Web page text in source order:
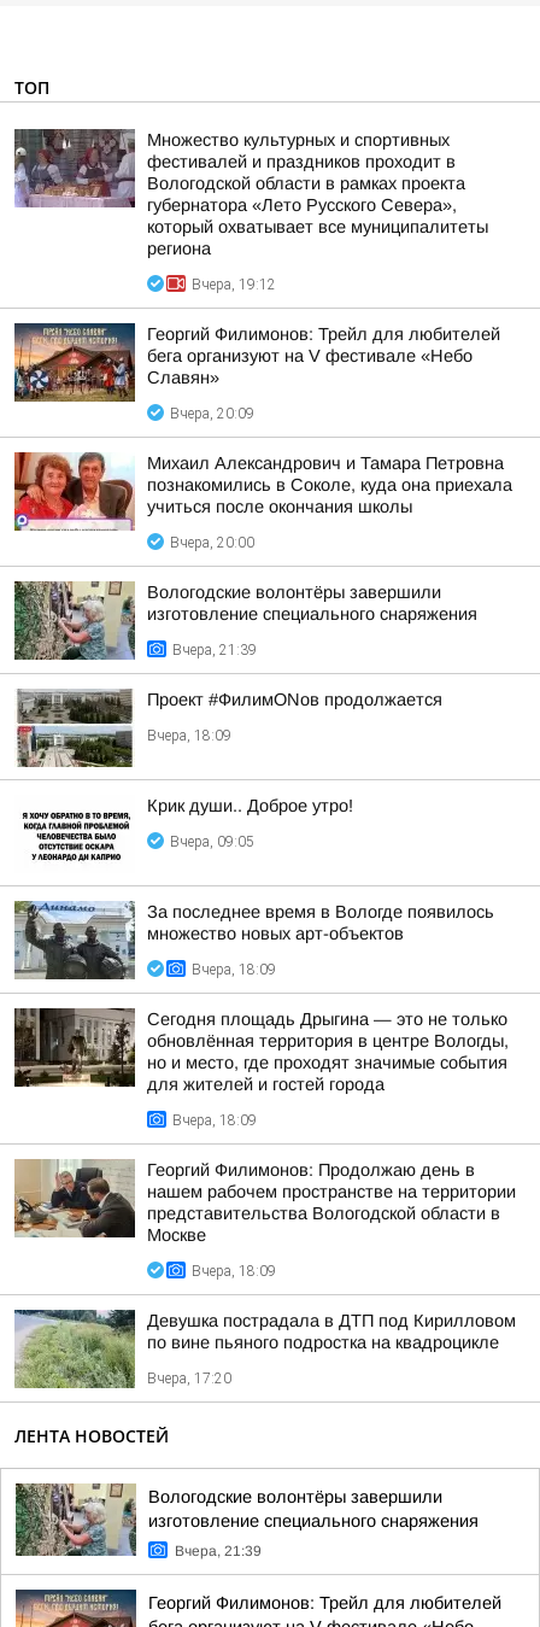
ТОП
Множество культурных и спортивных
фестивалей и праздников проходит в
Вологодской области в рамках проекта
губернатора «Лето Русского Севера»,
который охватывает все муниципалитеты
региона
Вчера, 19:12
Георгий Филимонов: Трейл для любителей
бега организуют на V фестивале «Небо
Славян»
Вчера, 20:09
Михаил Александрович и Тамара Петровна
познакомились в Соколе, куда она приехала
учиться после окончания школы
Вчера, 20:00
Вологодские волонтёры завершили
изготовление специального снаряжения
Вчера, 21:39
Проект #ФилимONов продолжается
Вчера, 18:09
Крик души.. Доброе утро!
Вчера, 09:05
За последнее время в Вологде появилось
множество новых арт-объектов
Вчера, 18:09
Сегодня площадь Дрыгина — это не только
обновлённая территория в центре Вологды,
но и место, где проходят значимые события
для жителей и гостей города
Вчера, 18:09
Георгий Филимонов: Продолжаю день в
нашем рабочем пространстве на территории
представительства Вологодской области в
Москве
Вчера, 18:09
Девушка пострадала в ДТП под Кирилловом
по вине пьяного подростка на квадроцикле
Вчера, 17:20
ЛЕНТА НОВОСТЕЙ
Вологодские волонтёры завершили
изготовление специального снаряжения
Вчера, 21:39
Георгий Филимонов: Трейл для любителей